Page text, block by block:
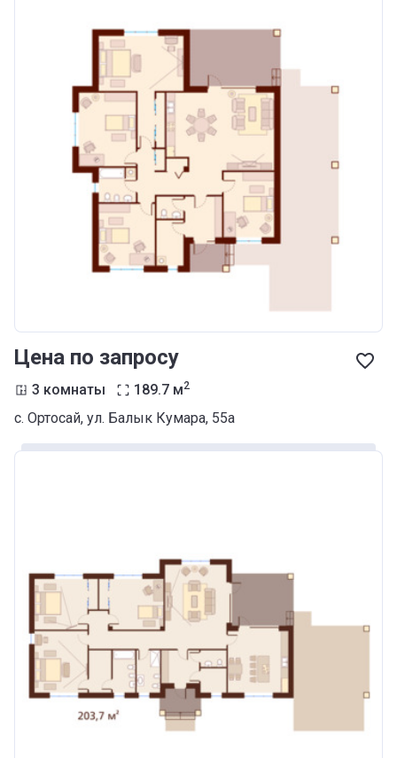
Цена по запросу
3 комнаты 189.7 м2
с. Ортосай, ул. Балык Кумара, 55а